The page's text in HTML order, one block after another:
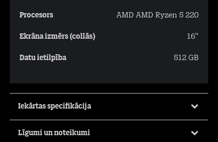
Procesors AMD AMD Ryzen 5 220
Ekrāna izmērs (collās) 16"
Datu ietilpība 512 GB
Iekārtas specifikācija
Līgumi un noteikumi